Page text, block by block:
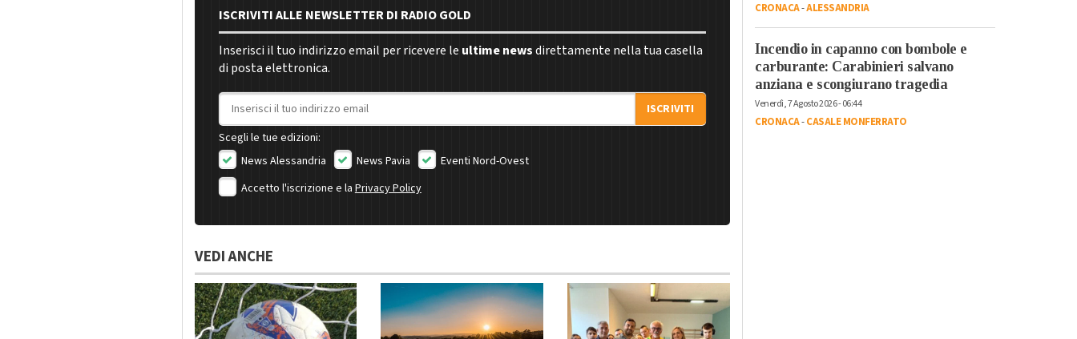
ISCRIVITI ALLE NEWSLETTER DI RADIO GOLD
Inserisci il tuo indirizzo email per ricevere le ultime newsdirettamente nella tua casella
di posta elettronica.
Indirizzo email
ISCRIVITI
Scegli le tue edizioni:
News Alessandria
News Pavia
Eventi Nord-Ovest
Accetto l'iscrizione e laPrivacy Policy
VEDI ANCHE
CRONACA-ALESSANDRIA
Incendio in capanno con bombole e
carburante: Carabinieri salvano
anziana e scongiurano tragedia
Venerdì, 7 Agosto 2026 - 06:44
CRONACA-CASALE MONFERRATO